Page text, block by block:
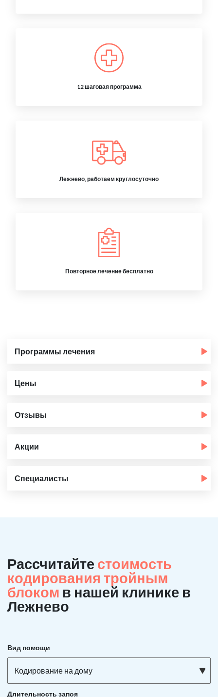
12 шаговая программа
Лежнево, работаем круглосуточно
Повторное лечение бесплатно
Программы лечения
Цены
Отзывы
Акции
Специалисты
Рассчитайте стоимость
кодирования тройным
блоком в нашей клинике в
Лежнево
Вид помощи
Кодирование на дому
Длительность запоя